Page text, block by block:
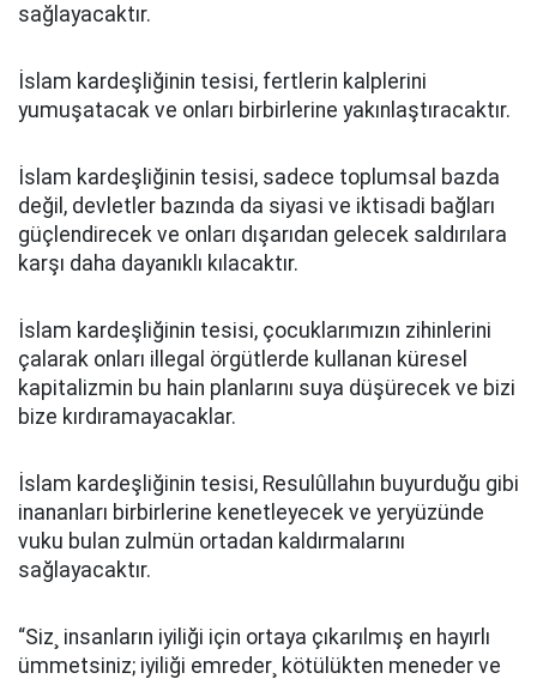
sağlayacaktır.
İslam kardeşliğinin tesisi, fertlerin kalplerini
yumuşatacak ve onları birbirlerine yakınlaştıracaktır.
İslam kardeşliğinin tesisi, sadece toplumsal bazda
değil, devletler bazında da siyasi ve iktisadi bağları
güçlendirecek ve onları dışarıdan gelecek saldırılara
karşı daha dayanıklı kılacaktır.
İslam kardeşliğinin tesisi, çocuklarımızın zihinlerini
çalarak onları illegal örgütlerde kullanan küresel
kapitalizmin bu hain planlarını suya düşürecek ve bizi
bize kırdıramayacaklar.
İslam kardeşliğinin tesisi, Resulûllahın buyurduğu gibi
inananları birbirlerine kenetleyecek ve yeryüzünde
vuku bulan zulmün ortadan kaldırmalarını
sağlayacaktır.
“Siz¸ insanların iyiliği için ortaya çıkarılmış en hayırlı
ümmetsiniz; iyiliği emreder¸ kötülükten meneder ve